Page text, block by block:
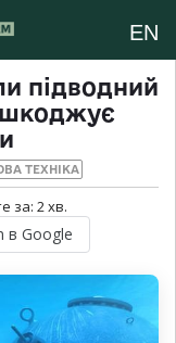
EN
підводний
ТЕХНІКА
за: 2хв.
в Google